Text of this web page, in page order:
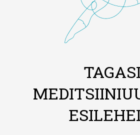
TAGASI